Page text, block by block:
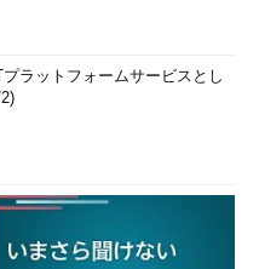
ラットフォームサービスとし